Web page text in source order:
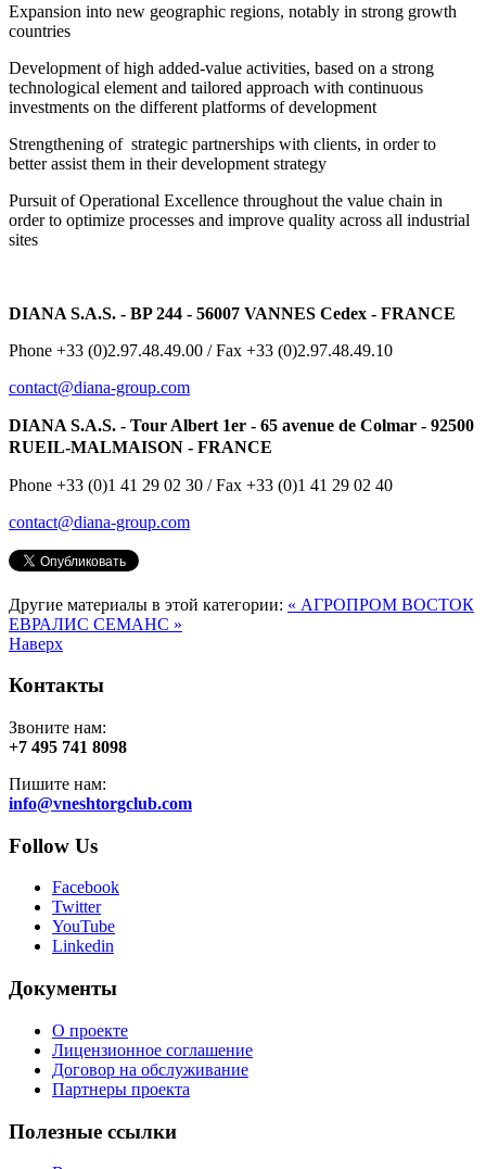
Expansion into new geographic regions, notably in strong growth
countries
Development of high added-value activities, based on a strong
technological element and tailored approach with continuous
investments on the different platforms of development
Strengthening of strategic partnerships with clients, in order to
better assist them in their development strategy
Pursuit of Operational Excellence throughout the value chain in
order to optimize processes and improve quality across all industrial
sites
DIANA S.A.S. - BP 244 - 56007 VANNES Cedex - FRANCE
Phone +33 (0)2.97.48.49.00 / Fax +33 (0)2.97.48.49.10
contact@diana-group.com
DIANA S.A.S. - Tour Albert 1er - 65 avenue de Colmar - 92500
RUEIL-MALMAISON - FRANCE
Phone +33 (0)1 41 29 02 30 / Fax +33 (0)1 41 29 02 40
contact@diana-group.com
Другие материалы в этой категории: « АГРОПРОМ ВОСТОК
ЕВРАЛИС СЕМАНС »
Наверх
Контакты
Звоните нам:
+7 495 741 8098
Пишите нам:
info@vneshtorgclub.com
Follow Us
Facebook
Twitter
YouTube
Linkedin
Документы
О проекте
Лицензионное соглашение
Договор на обслуживание
Партнеры проекта
Полезные ссылки